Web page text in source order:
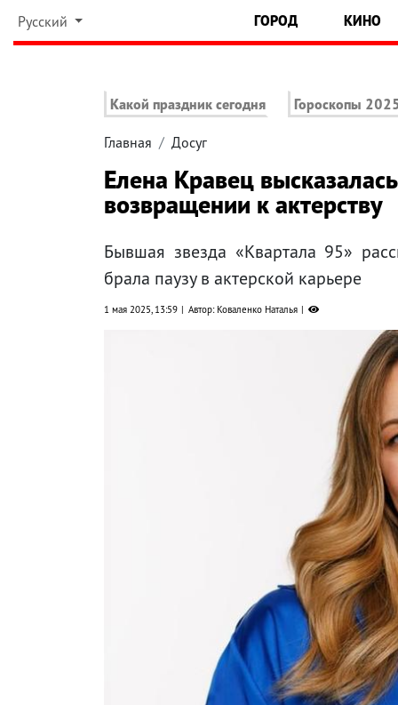
Русский ГОРОД КИНО
Какой праздник сегодня Гороскопы
Главная Досуг
Елена Кравец
возвращении к актерству
Бывшая звезда «Квартала 95»
брала паузу в актерской карьере
1 мая 2025, 13:59 Автор: Коваленко Наталья